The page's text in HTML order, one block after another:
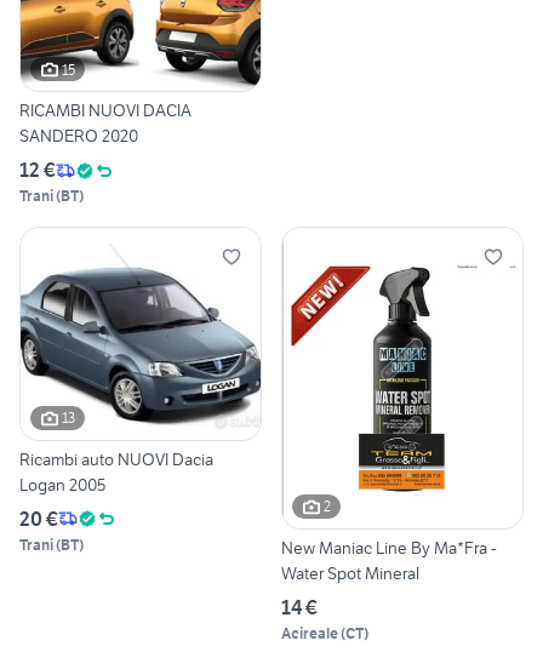
15
RICAMBI NUOVI DACIA
SANDERO 2020
12 €
Trani(BT)
13
Ricambi auto NUOVI Dacia
Logan 2005
20 €
Trani(BT)
2
New Maniac Line By Ma*Fra -
Water Spot Mineral
14 €
Acireale(CT)